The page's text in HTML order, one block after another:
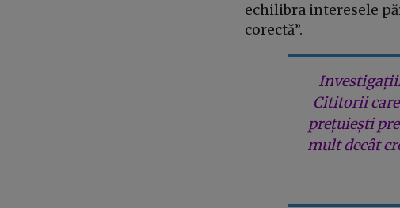
echilibra interesele
corectă”.
Cititorii
prețuiești
mult decât